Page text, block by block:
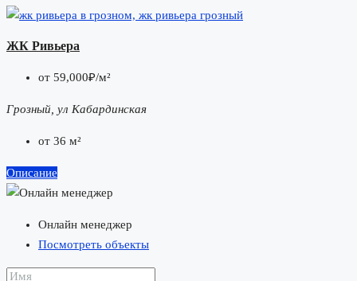
ЖК Ривьера
от 59,000₽/м²
Грозный, ул Кабардинская
от 36 м²
Описание
Онлайн менеджер
Посмотреть объекты